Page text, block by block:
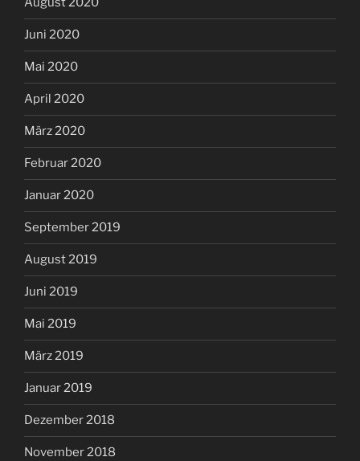
Juni 2020
Mai 2020
April 2020
März 2020
Februar 2020
Januar 2020
September 2019
August 2019
Juni 2019
Mai 2019
März 2019
Januar 2019
Dezember 2018
November 2018